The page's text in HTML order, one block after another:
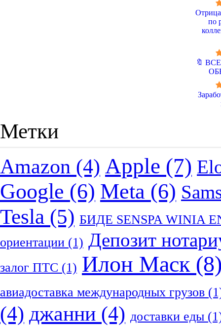
по
🔖
Метки
Amazon (4) Apple (7)
Google (6) Meta (6)
Tesla (5) БИДЕ SENSPA WINIA
ориентации (1) Депозит
залог ПТС (1) Илон Маск
авиадоставка международных грузов
(4) джанни (4) доставки еды